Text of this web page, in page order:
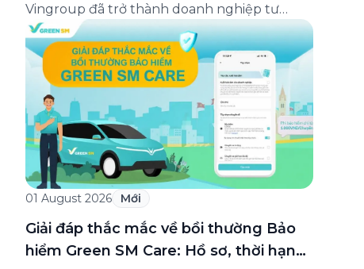
Vingroup đã trở thành doanh nghiệp tư
nhân đa ngành lớn nhất Việt Nam, lọt Top 30
doanh nghiệp lớn nhất Đông Nam Á theo
bảng xếp hạng của Tạp chí Fortune (Mỹ).
Nhân kỷ niệm 33 năm thành lập (8/8/1993
đến 8/8/2026), Green SM trân […]
01 August 2026 Mới
Giải đáp thắc mắc về bồi thường Bảo
hiểm Green SM Care: Hồ sơ, thời hạn